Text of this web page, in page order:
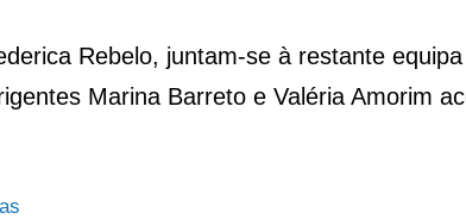
Rebelo, juntam-se à restante
Marina Barreto e Valéria Amorim